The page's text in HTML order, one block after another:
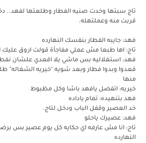
تاج سبتها وخدت صنيه الفطار وطلعتها لفهد..
قربت منه وعملتهله.
فهد: جايبه الفطار بنفسك النهارده
تاج: اها طبعا مش عملي مفاجأة قولت اروق عليك
فهد: استغلاليه بس ماشي يلا اقعدي علشان
قعدوا وبدوا فطار وبعد شويه "خيريه الشغاله"
منها
خيريه: اتفضل يافهد باشا وكل مظبوط
فهد بتنهيده: تمام ياداده
خد العصير وقفل الباب ودخل لتاج.
فهد: عصيرك ياحلو
تاج: انا مش عارفه اي حكايه كل يوم عصير
النهارده